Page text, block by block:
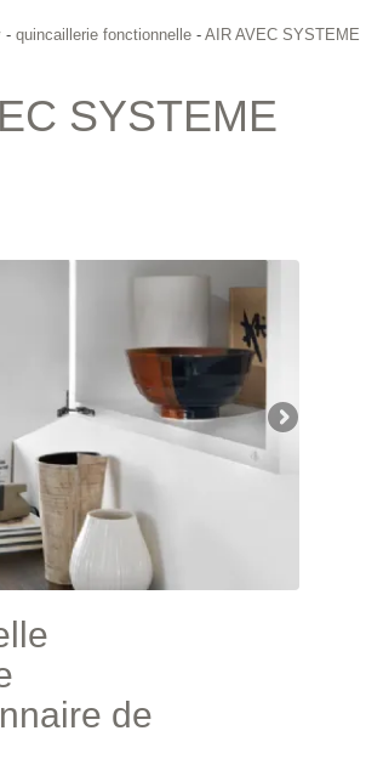
- quincaillerie fonctionnelle - AIR AVEC SYSTEME
SYSTEME
de